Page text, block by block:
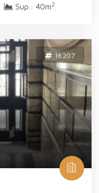
Sup.: 40m2
16207